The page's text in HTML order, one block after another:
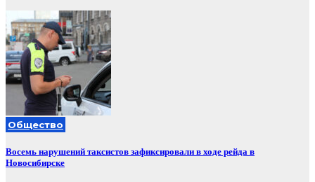
Общество
Восемь нарушений таксистов зафиксировали в ходе рейда в
Новосибирске